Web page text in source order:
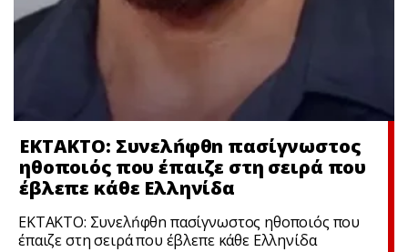
ΕΚΤΑΚΤΟ: Συνελńφθn πασίγνωστος
ηθοποιός που έπαιζε στη σειρά που
έβλεπε κάθε Ελληνίδα
ΕΚΤΑΚΤΟ: Συνελńφθn πασίγνωστος ηθοποιός που
έπαιζε στη σειρά που έβλεπε κάθε Ελληνίδα